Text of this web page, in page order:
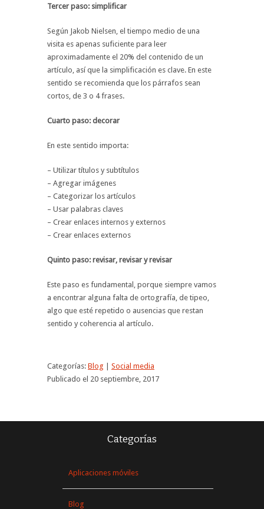
Tercer paso: simplificar
Según Jakob Nielsen, el tiempo medio de una
visita es apenas suficiente para leer
aproximadamente el 20% del contenido de un
artículo, así que la simplificación es clave. En este
sentido se recomienda que los párrafos sean
cortos, de 3 o 4 frases.
Cuarto paso: decorar
En este sentido importa:
– Utilizar títulos y subtítulos
– Agregar imágenes
– Categorizar los artículos
– Usar palabras claves
– Crear enlaces internos y externos
– Crear enlaces externos
Quinto paso: revisar, revisar y revisar
Este paso es fundamental, porque siempre vamos
a encontrar alguna falta de ortografía, de tipeo,
algo que esté repetido o ausencias que restan
sentido y coherencia al artículo.
Categorías: Blog
Social media
Publicado el 20 septiembre, 2017
Categorías
Aplicaciones móviles
Blog